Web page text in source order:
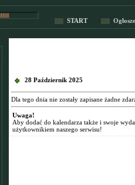
START
28 Październik 2025
Dla tego dnia nie zostały zapisane żadne
Uwaga!
Aby dodać do kalendarza także i swoje
użytkownikiem naszego serwisu!